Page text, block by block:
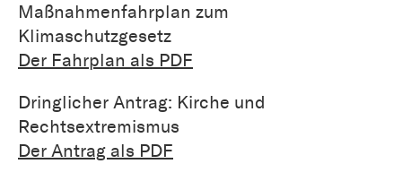
Maßnahmenfahrplan zum
Klimaschutzgesetz
Der Fahrplan als PDF
Dringlicher Antrag: Kirche und
Rechtsextremismus
Der Antrag als PDF